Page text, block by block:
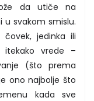
da utiče na
u svakom smislu.
jedinka ili
itekako vrede –
(što prema
ono najbolje što
kada sve